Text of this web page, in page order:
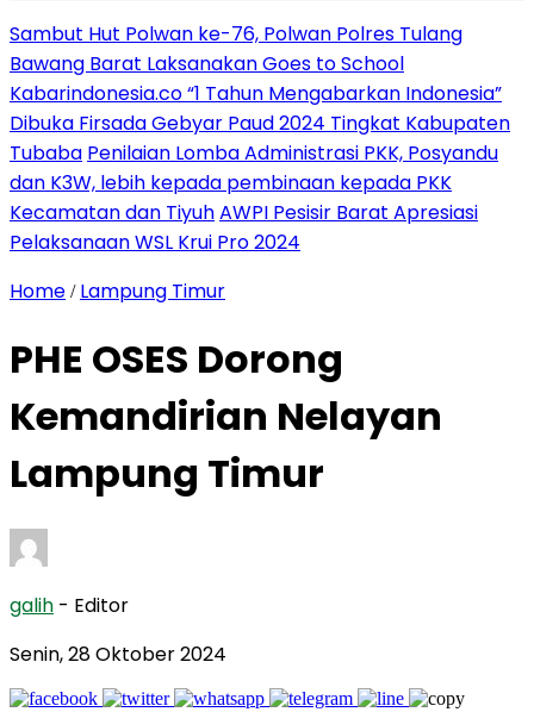
Sambut Hut Polwan ke-76, Polwan Polres Tulang
Bawang Barat Laksanakan Goes to School
Kabarindonesia.co “1 Tahun Mengabarkan Indonesia”
Dibuka Firsada Gebyar Paud 2024 Tingkat Kabupaten
Tubaba Penilaian Lomba Administrasi PKK, Posyandu
dan K3W, lebih kepada pembinaan kepada PKK
Kecamatan dan TiyuhAWPI Pesisir Barat Apresiasi
Pelaksanaan WSL Krui Pro 2024
Home / Lampung Timur
PHE OSES Dorong
Kemandirian Nelayan
Lampung Timur
galih - Editor
Senin, 28 Oktober 2024